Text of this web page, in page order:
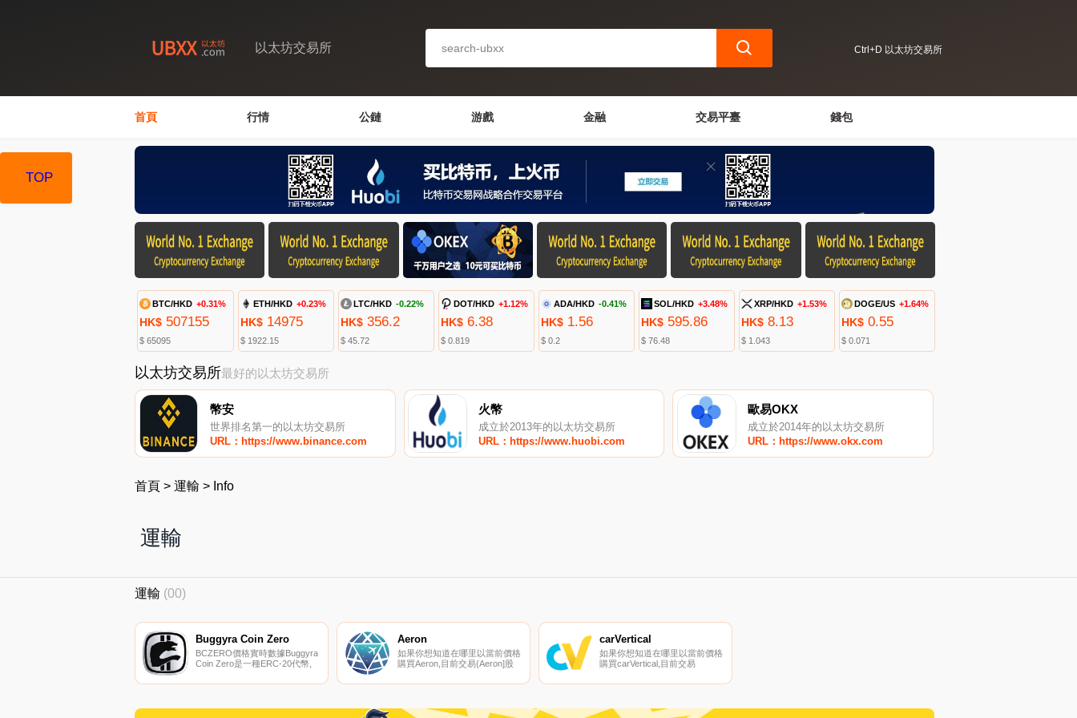
以太坊交易所 Ctrl+D 以太坊交易所
首頁 行情 公鏈 游戲 金融 交易平臺 錢包
BTC/HKD +0.31%
HK$ 507155
$ 65095
ETH/HKD +0.23%
HK$14975
$ 1922.15
LTC/HKD -0.22%
HK$356.2
$ 45.72
DOT/HKD +1.12%
HK$6.38
$ 0.819
ADA/HKD -0.41%
HK$1.56
$ 0.2
SOL/HKD +3.48%
HK$ 595.86
$ 76.48
XRP/HKD +1.53%
HK$ 8.13
$ 1.043
DOGE/US +1.64%
HK$ 0.55
$ 0.071
以太坊交易所最好的以太坊交易所
幣安
世界排名第一的以太坊交易所
URL：https://www.binance.com
火幣
成立於2013年的以太坊交易所
URL：https://www.huobi.com
歐易OKX
成立於2014年的以太坊交易所
URL：https://www.okx.com
首頁 > 運輸 > Info
運輸
TOP
運輸 (00)
Buggyra Coin Zero
BCZERO價格實時數據Buggyra
Coin Zero是一種ERC-20代幣,
商品銷售的支付平臺.
Aeron
如果你想知道在哪里以當前價格
購買Aeron,目前交易{Aeron]股
Gate.io、HitBTC、ProBit
密貨幣交易所頁面上找到其他列
carVertical
如果你想知道在哪里以當前價格
購買carVertical,目前交易
幣交易所是KuCoin。您可以在
是一種加密貨幣,在以太坊平臺